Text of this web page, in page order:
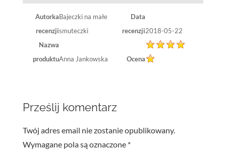
Autorka
recenzji
Bajeczki na małe
smuteczki
Data
recenzji2018-05-22
Nazwa
produktuAnna Jankowska Ocena
Prześlij komentarz
Twój adres email nie zostanie opublikowany.
Wymagane pola są oznaczone *